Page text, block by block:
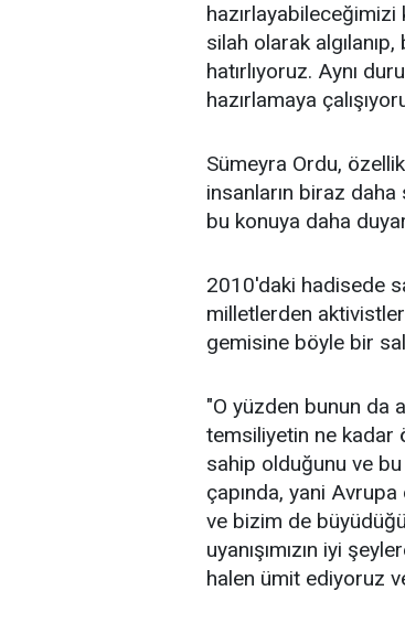
silah olarak
hatırlıyoruz. Aynı
hazırlamaya
Sümeyra Ordu,
insanların biraz
bu konuya daha
2010'daki hadisede
milletlerden
gemisine böyle bir
"O yüzden bunun da
temsiliyetin ne kadar
sahip olduğunu ve bu
çapında, yani
ve bizim de
uyanışımızın iyi
halen ümit ediyoruz